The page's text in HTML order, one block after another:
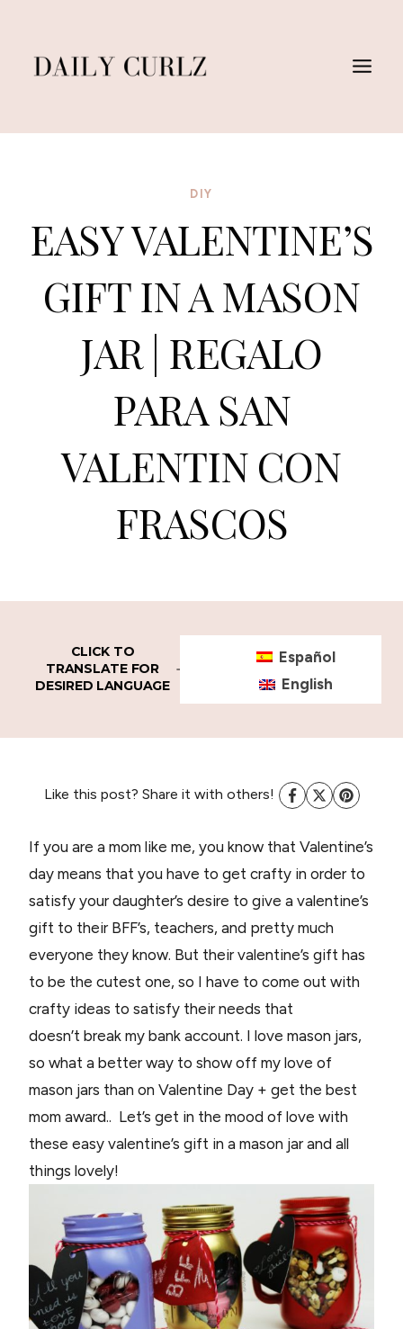
content
DIY
EASY VALENTINE’S
GIFT IN A MASON
JAR | REGALO
PARA SAN
VALENTIN CON
FRASCOS
CLICK TO
TRANSLATE FOR
DESIRED LANGUAGE
Español
English
Like this post? Share it with others!
If you are a mom like me, you know that Valentine’s
day means that you have to get crafty in order to
satisfy your daughter’s desire to give a valentine’s
gift to their BFF’s, teachers, and pretty much
everyone they know. But their valentine’s gift has
to be the cutest one, so I have to come out with
crafty ideas to satisfy their needs that
doesn’t break my bank account. I love mason jars,
so what a better way to show off my love of
mason jars than on Valentine Day + get the best
mom award.. Let’s get in the mood of love with
these easy valentine’s gift in a mason jar and all
things lovely!